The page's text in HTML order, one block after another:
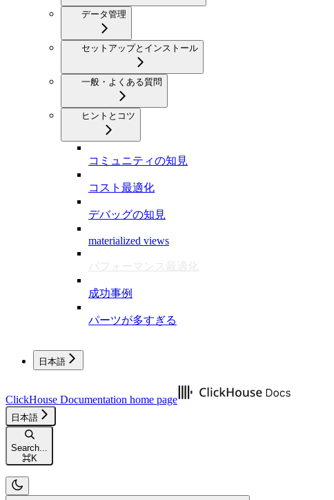
データ管理
セットアップとインストール
一般・よくある質問
ヒントとコツ
コミュニティの知見
コスト最適化
デバッグの知見
materialized views
パフォーマンス最適化
成功事例
パーツが多すぎる
日本語
ClickHouse Documentation home page
日本語
Search...
⌘K